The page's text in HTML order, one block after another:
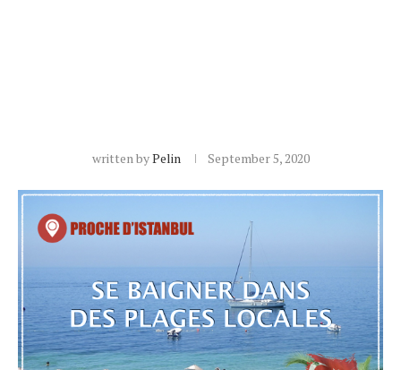
written byPelin September 5, 2020